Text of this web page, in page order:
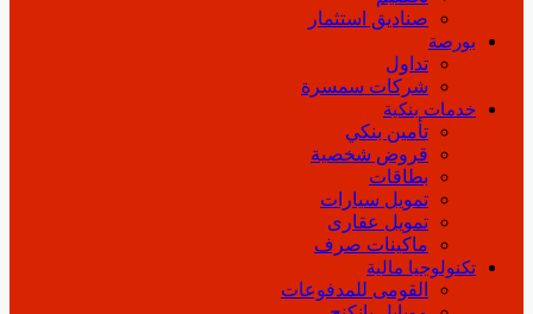
صناديق استثمار
بورصة
تداول
شركات سمسرة
خدمات بنكية
تأمين بنكي
قروض شخصية
بطاقات
تمويل سيارات
تمويل عقارى
ماكينات صرف
تكنولوجيا مالية
القومى للمدفوعات